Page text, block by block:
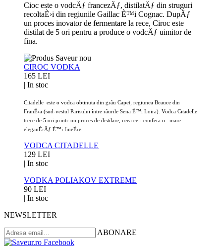
Cioc este o vodcÄƒ francezÄƒ, distilatÄƒ din struguri
recoltaÈ›i din regiunile Gaillac È™i Cognac. DupÄƒ
un proces inovator de fermentare la rece, Ciroc este
distilat de 5 ori pentru a produce o vodcÄƒ uimitor de
fina.
CIROC VODKA
165 LEI
| In stoc
Citadelle este o vodca obtinuta din grâu Capet, regiunea Beauce din
FranÈ›a (sud-vestul Parisului între râurile Sena È™i Loira). Vodca Citadelle
trece de 5 ori printr-un proces de distilare, ceea ce-i confera o mare
eleganÈ›Äƒ È™i fineÈ›e.
VODCA CITADELLE
129 LEI
| In stoc
VODKA POLIAKOV EXTREME
90 LEI
| In stoc
NEWSLETTER
ABONARE